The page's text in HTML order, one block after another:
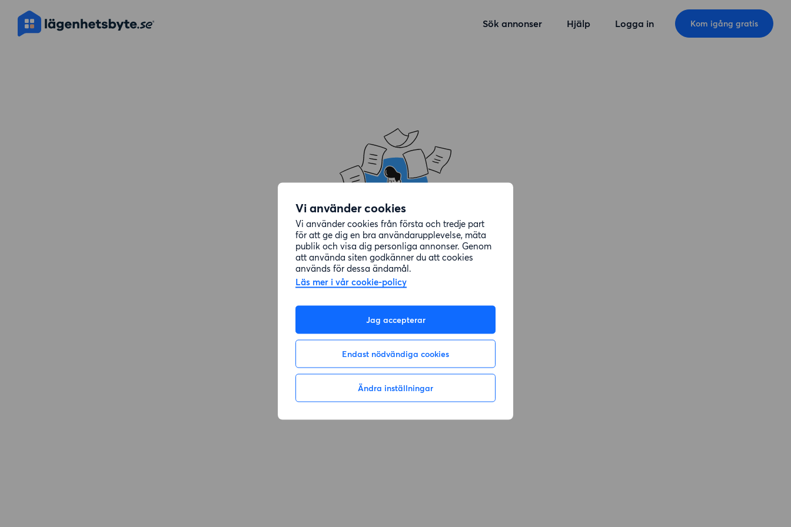
Vi använder cookies
Vi använder cookies från första och tredje part
för att ge dig en bra användarupplevelse, mäta
publik och visa dig personliga annonser. Genom
att använda siten godkänner du att cookies
används för dessa ändamål.
Läs mer i vår cookie-policy
Jag accepterar
Endast nödvändiga cookies
Ändra inställningar
Sök annonser Hjälp Logga in Kom igång gratis
Annonsen du letade efter är borttagen
Gå till sök